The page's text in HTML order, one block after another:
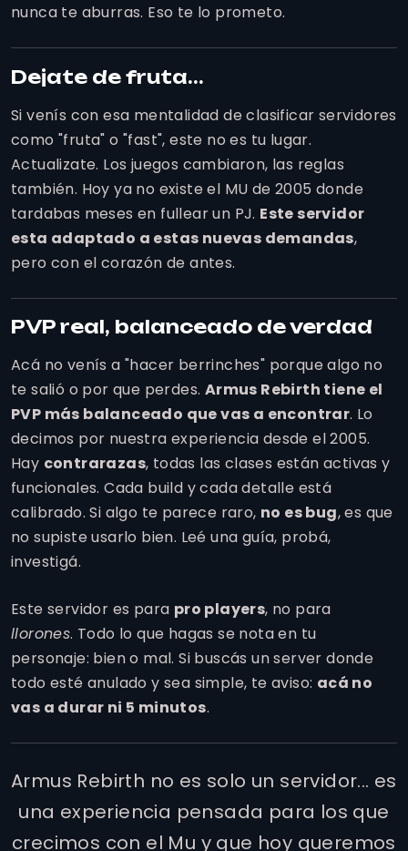
nunca te aburras. Eso te lo prometo.
Dejate de fruta...
Si venís con esa mentalidad de clasificar servidores
como "fruta" o "fast", este no es tu lugar.
Actualizate. Los juegos cambiaron, las reglas
también. Hoy ya no existe el MU de 2005 donde
tardabas meses en fullear un PJ. Este servidor
esta adaptado a estas nuevas demandas,
pero con el corazón de antes.
PVP real, balanceado de verdad
Acá no venís a "hacer berrinches" porque algo no
te salió o por que perdes. Armus Rebirth tiene el
PVP más balanceado que vas a encontrar. Lo
decimos por nuestra experiencia desde el 2005.
Hay contrarazas, todas las clases están activas y
funcionales. Cada build y cada detalle está
calibrado. Si algo te parece raro, no es bug, es que
no supiste usarlo bien. Leé una guía, probá,
investigá.
Este servidor es para pro players, no para
llorones. Todo lo que hagas se nota en tu
personaje: bien o mal. Si buscás un server donde
todo esté anulado y sea simple, te aviso: acá no
vas a durar ni 5 minutos.
Armus Rebirth no es solo un servidor... es
una experiencia pensada para los que
crecimos con el Mu y que hoy queremos